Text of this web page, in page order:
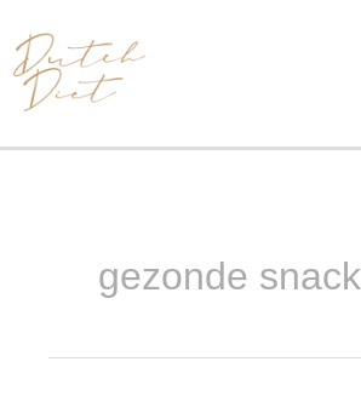
naar
de
inhoud
gezonde snack